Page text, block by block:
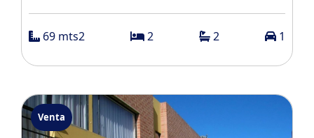
69 mts2 2 2 1
Venta